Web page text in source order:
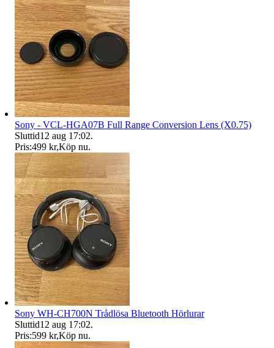
Sony - VCL-HGA07B Full Range Conversion Lens (X0.75)
Sluttid12 aug 17:02.
Pris:499 kr,Köp nu.
Sony WH-CH700N Trådlösa Bluetooth Hörlurar
Sluttid12 aug 17:02.
Pris:599 kr,Köp nu.